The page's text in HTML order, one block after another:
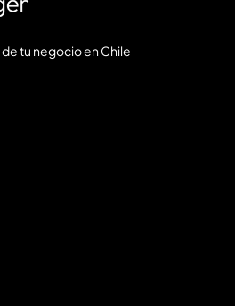
tu negocio en Chile